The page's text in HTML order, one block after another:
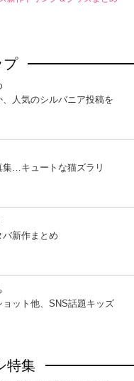
プ
、人気のシルバニア投稿を
集…キュートな猫ズラリ
新作まとめ
ット他、SNS話題キッズ
特集